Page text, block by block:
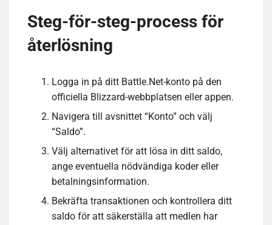
Steg-för-steg-process för
återlösning
Logga in på ditt Battle.Net-konto på den
officiella Blizzard-webbplatsen eller appen.
Navigera till avsnittet “Konto” och välj
“Saldo”.
Välj alternativet för att lösa in ditt saldo,
ange eventuella nödvändiga koder eller
betalningsinformation.
Bekräfta transaktionen och kontrollera ditt
saldo för att säkerställa att medlen har